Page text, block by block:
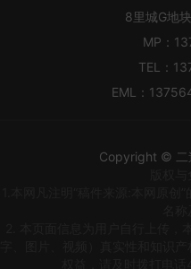
8里城G地
MP：
TEL：
EML：
Copyright © 二